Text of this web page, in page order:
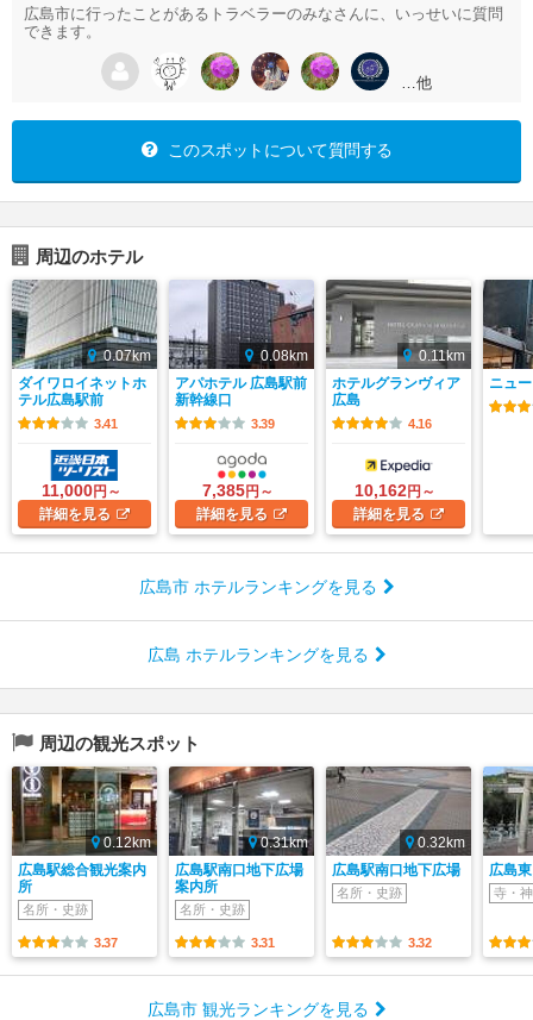
広島市に行ったことがあるトラベラーのみなさんに、いっせいに質問
できます。
…他
このスポットについて質問する
周辺のホテル
0.07km
ダイワロイネットホ
テル広島駅前
3.41
11,000円～
詳細を見る
0.08km
アパホテル 広島駅前
新幹線口
3.39
7,385円～
詳細を見る
0.11km
ホテルグランヴィア
広島
4.16
10,162円～
詳細を見る
ニュ
広島市 ホテルランキングを見る
広島 ホテルランキングを見る
周辺の観光スポット
0.12km
広島駅総合観光案内
所
名所・史跡
3.37
0.31km
広島駅南口地下広場
案内所
名所・史跡
3.31
0.32km
広島駅南口地下広場
名所・史跡
3.32
広島
寺・
広島市 観光ランキングを見る